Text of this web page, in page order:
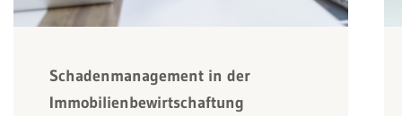
Schadenmanagement in der
Immobilienbewirtschaftung